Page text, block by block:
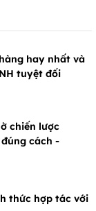
hay nhất và
tuyệt đối
chiến lược
cách -
thức hợp tác với